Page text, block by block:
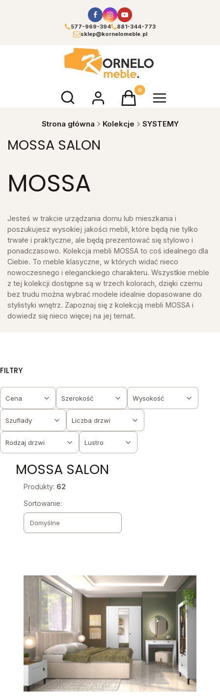
577-969-394
881-344-773
sklep@kornelomeble.pl
Otwórz wyszukiwarkęProdukty w koszyku: 0.
Strona główna Kolekcje SYSTEMY
MOSSA SALON
MOSSA
Jesteś w trakcie urządzania domu lub mieszkania i
poszukujesz wysokiej jakości mebli, które będą nie tylko
trwałe i praktyczne, ale będą prezentować się stylowo i
ponadczasowo. Kolekcja mebli MOSSA to coś idealnego dla
Ciebie. To meble klasyczne, w których widać nieco
nowoczesnego i eleganckiego charakteru. Wszystkie meble
z tej kolekcji dostępne są w trzech kolorach, dzięki czemu
bez trudu można wybrać modele idealnie dopasowane do
stylistyki wnętrz. Zapoznaj się z kolekcją mebli MOSSA i
dowiedz się nieco więcej na jej temat.
FILTRY
Cena Szerokość Wysokość
Szuflady Liczba drzwi
Rodzaj drzwi Lustro
Koniec filtrów
MOSSA SALON
Produkty: 62
Lista produktów
Sortowanie:
Domyślne